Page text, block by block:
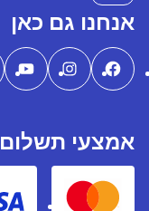
אנחנו גם כאן
אמצעי תשלום